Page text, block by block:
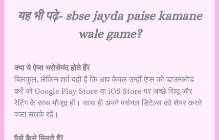
यह भी पढ़े- sbse jayda paise kamane
wale game?
क्या ये ऐप्स भरोसेमंद होते हैं?
बिलकुल, लेकिन शर्त यही है कि आप केवल उन्हीं ऐप्स को डाउनलोड
करें जो Google Play Store या iOS Store पर अच्छे रिव्यू और
रेटिंग के साथ मौजूद हों। साथ ही अपने पर्सनल डिटेल्स को शेयर करते
वक्त सतर्क रहें।